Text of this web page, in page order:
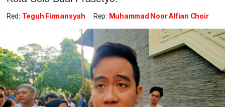
Red: Teguh Firmansyah Rep: Muhammad Noor Alfian Choir